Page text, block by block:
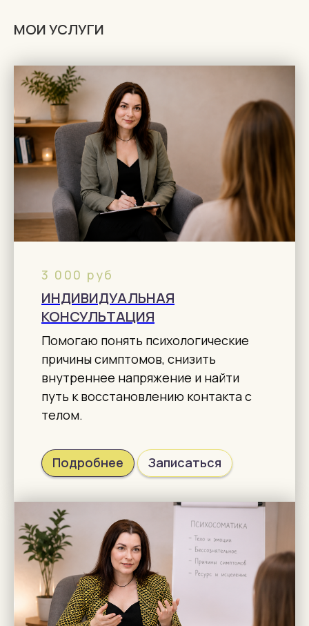
МОИ УСЛУГИ
3 000 руб
ИНДИВИДУАЛЬНАЯ
КОНСУЛЬТАЦИЯ
Помогаю понять психологические
причины симптомов, снизить
внутреннее напряжение и найти
путь к восстановлению контакта с
телом.
Подробнее Записаться